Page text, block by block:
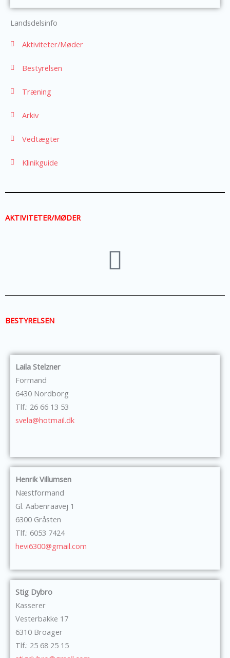
Landsdelsinfo
Aktiviteter/Møder
Bestyrelsen
Træning
Arkiv
Vedtægter
Klinikguide
AKTIVITETER/MØDER
BESTYRELSEN
Laila Stelzner
Formand
6430 Nordborg
Tlf.: 26 66 13 53
svela@hotmail.dk
Henrik Villumsen
Næstformand
Gl. Aabenraavej 1
6300 Gråsten
Tlf.: 6053 7424
hevi6300@gmail.com
Stig Dybro
Kasserer
Vesterbakke 17
6310 Broager
Tlf.: 25 68 25 15